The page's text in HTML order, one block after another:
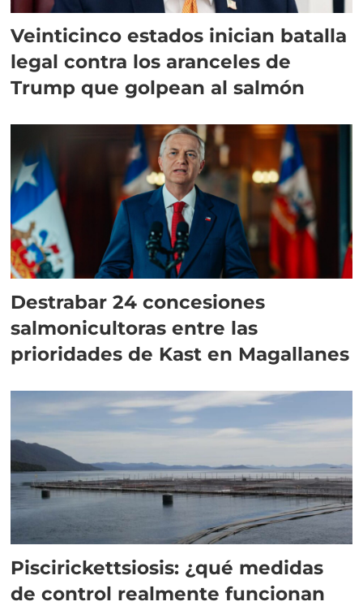
Veinticinco estados inician batalla
legal contra los aranceles de
Trump que golpean al salmón
Destrabar 24 concesiones
salmonicultoras entre las
prioridades de Kast en Magallanes
Piscirickettsiosis: ¿qué medidas
de control realmente funcionan